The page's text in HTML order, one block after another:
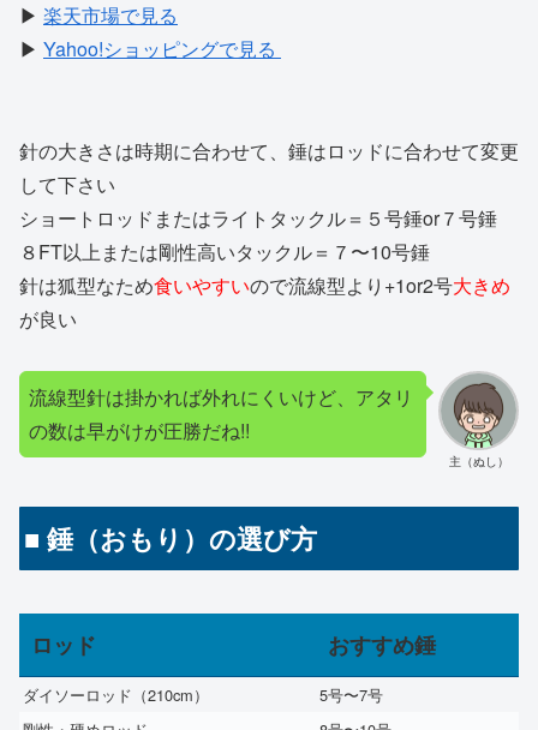
▶ 楽天市場で見る
▶ Yahoo!ショッピングで見る
針の大きさは時期に合わせて、錘はロッドに合わせて変更
して下さい
ショートロッドまたはライトタックル＝５号錘or７号錘
８FT以上または剛性高いタックル＝７〜10号錘
針は狐型なため食いやすいので流線型より+1or2号大きめ
が良い
主（ぬし）
流線型針は掛かれば外れにくいけど、アタリ
の数は早がけが圧勝だね!!
■ 錘（おもり）の選び方
ロッド おすすめ錘
ダイソーロッド（210cm）
5号〜7号